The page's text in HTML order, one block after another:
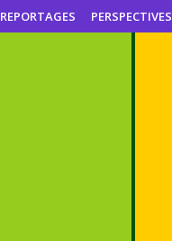
REPORTAGES PERSPECTIVES